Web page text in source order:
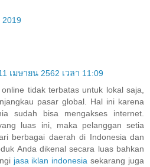
2019
เมษายน 2562 เวลา 11:09
tidak terbatas untuk lokal saja,
pasar global. Hal ini karena
sudah bisa mengakses internet.
luas ini, maka pelanggan setia
berbagai daerah di Indonesia dan
Anda dikenal secara luas bahkan
jasa iklan indonesia sekarang juga